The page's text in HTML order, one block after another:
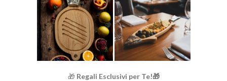
🎁 Regali Esclusivi per Te!🎁